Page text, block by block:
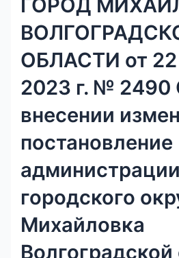
ГОРОД
ОБЛАСТИ от 22
2023 г. № 2490
внесении
постановление
администрации
городского
Михайловка
Волгоградской